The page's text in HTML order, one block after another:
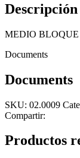
Descripción
MEDIO BLOQUE
Documents
Documents
SKU: 02.0009
Compartir:
Productos